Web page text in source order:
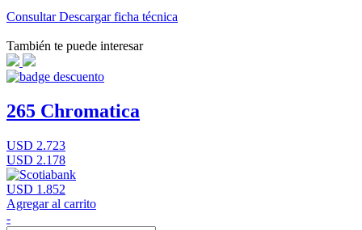
ConsultarDescargar ficha técnica
También te puede interesar
265 Chromatica
USD 2.723
USD 2.178
USD 1.852
Agregar al carrito
-